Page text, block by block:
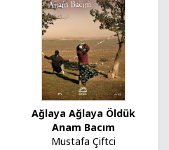
Ağlaya Ağlaya Öldük
Anam Bacım
Mustafa Çiftci